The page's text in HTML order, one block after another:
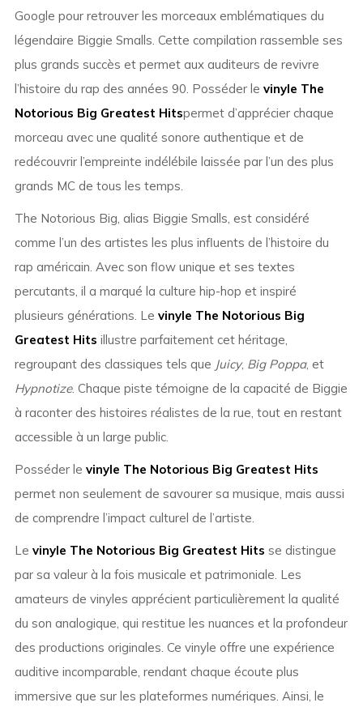
Google pour retrouver les morceaux emblématiques du
légendaire Biggie Smalls. Cette compilation rassemble ses
plus grands succès et permet aux auditeurs de revivre
l’histoire du rap des années 90. Posséder le vinyle The
Notorious Big Greatest Hitspermet d’apprécier chaque
morceau avec une qualité sonore authentique et de
redécouvrir l’empreinte indélébile laissée par l’un des plus
grands MC de tous les temps.
The Notorious Big, alias Biggie Smalls, est considéré
comme l’un des artistes les plus influents de l’histoire du
rap américain. Avec son flow unique et ses textes
percutants, il a marqué la culture hip-hop et inspiré
plusieurs générations. Le vinyle The Notorious Big
Greatest Hits illustre parfaitement cet héritage,
regroupant des classiques tels que Juicy, Big Poppa, et
Hypnotize. Chaque piste témoigne de la capacité de Biggie
à raconter des histoires réalistes de la rue, tout en restant
accessible à un large public.
Posséder le vinyle The Notorious Big Greatest Hits
permet non seulement de savourer sa musique, mais aussi
de comprendre l’impact culturel de l’artiste.
Le vinyle The Notorious Big Greatest Hits se distingue
par sa valeur à la fois musicale et patrimoniale. Les
amateurs de vinyles apprécient particulièrement la qualité
du son analogique, qui restitue les nuances et la profondeur
des productions originales. Ce vinyle offre une expérience
auditive incomparable, rendant chaque écoute plus
immersive que sur les plateformes numériques. Ainsi, le